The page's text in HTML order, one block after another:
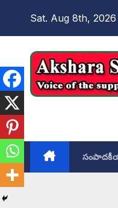
Sat. Aug 8th, 2026